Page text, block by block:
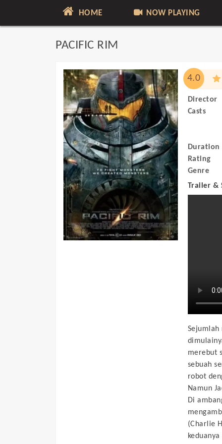
HOME NOW PLAYING
PACIFIC RIM
4.0
Director
Casts
Duration
Rating
Genre
Trailer &
merebut
sebuah
robot
Namun
Di
(Charlie